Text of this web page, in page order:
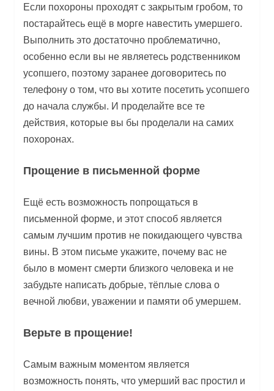
Если похороны проходят с закрытым гробом, то
постарайтесь ещё в морге навестить умершего.
Выполнить это достаточно проблематично,
особенно если вы не являетесь родственником
усопшего, поэтому заранее договоритесь по
телефону о том, что вы хотите посетить усопшего
до начала службы. И проделайте все те
действия, которые вы бы проделали на самих
похоронах.
Прощение в письменной форме
Ещё есть возможность попрощаться в
письменной форме, и этот способ является
самым лучшим против не покидающего чувства
вины. В этом письме укажите, почему вас не
было в момент смерти близкого человека и не
забудьте написать добрые, тёплые слова о
вечной любви, уважении и памяти об умершем.
Верьте в прощение!
Самым важным моментом является
возможность понять, что умерший вас простил и